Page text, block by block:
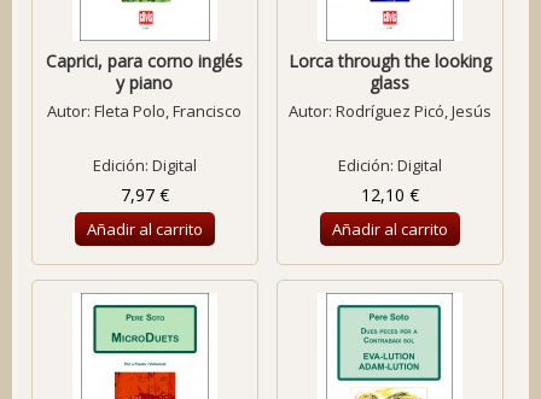
Caprici, para corno inglés
y piano
Autor:Fleta Polo, Francisco
Edición: Digital
7,97 €
Añadir al carrito
Lorca through the looking
glass
Autor: Rodríguez Picó, Jesús
Edición: Digital
12,10 €
Añadir al carrito